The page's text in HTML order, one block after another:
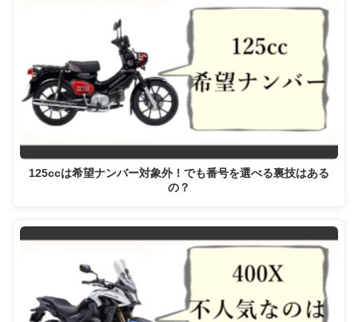
125ccは希望ナンバー対象外！でも番号を選べる裏技はある
の？